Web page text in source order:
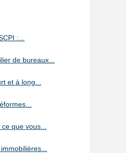
:...
de bureaux...
et à long...
que vous...